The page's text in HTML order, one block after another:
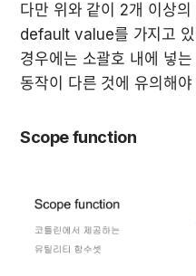
다만 위와 같이 2개 이상
default value를 가지고 있
경우에는 소괄호 내에 넣
동작이 다른 것에 유의해야
Scope function